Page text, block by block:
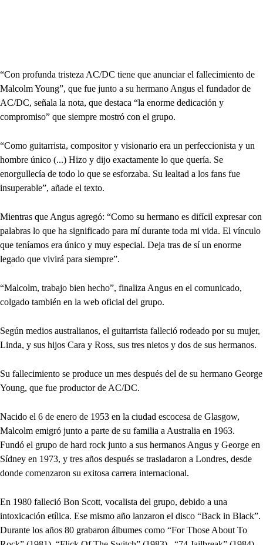
“Con profunda tristeza AC/DC tiene que anunciar el fallecimiento de
Malcolm Young”, que fue junto a su hermano Angus el fundador de
AC/DC, señala la nota, que destaca “la enorme dedicación y
compromiso” que siempre mostró con el grupo.
“Como guitarrista, compositor y visionario era un perfeccionista y un
hombre único (...) Hizo y dijo exactamente lo que quería. Se
enorgullecía de todo lo que se esforzaba. Su lealtad a los fans fue
insuperable”, añade el texto.
Mientras que Angus agregó: “Como su hermano es difícil expresar con
palabras lo que ha significado para mí durante toda mi vida. El vínculo
que teníamos era único y muy especial. Deja tras de sí un enorme
legado que vivirá para siempre”.
“Malcolm, trabajo bien hecho”, finaliza Angus en el comunicado,
colgado también en la web oficial del grupo.
Según medios australianos, el guitarrista falleció rodeado por su mujer,
Linda, y sus hijos Cara y Ross, sus tres nietos y dos de sus hermanos.
Su fallecimiento se produce un mes después del de su hermano George
Young, que fue productor de AC/DC.
Nacido el 6 de enero de 1953 en la ciudad escocesa de Glasgow,
Malcolm emigró junto a parte de su familia a Australia en 1963.
Fundó el grupo de hard rock junto a sus hermanos Angus y George en
Sídney en 1973, y tres años después se trasladaron a Londres, desde
donde comenzaron su exitosa carrera internacional.
En 1980 falleció Bon Scott, vocalista del grupo, debido a una
intoxicación etílica. Ese mismo año lanzaron el disco “Back in Black”.
Durante los años 80 grabaron álbumes como “For Those About To